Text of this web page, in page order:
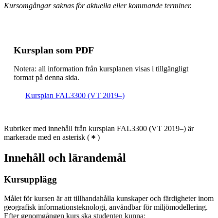
Kursomgångar saknas för aktuella eller kommande terminer.
Kursplan som PDF
Notera: all information från kursplanen visas i tillgängligt
format på denna sida.
Kursplan FAL3300 (VT 2019–)
Rubriker med innehåll från kursplan FAL3300 (VT 2019–) är
markerade med en asterisk ( )
Innehåll och lärandemål
Kursupplägg
Målet för kursen är att tillhandahålla kunskaper och färdigheter inom
geografisk informationsteknologi, användbar för miljömodellering.
Efter genomgången kurs ska studenten kunna: